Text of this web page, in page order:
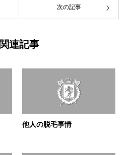
次の記事
関連記事
他人の脱毛事情